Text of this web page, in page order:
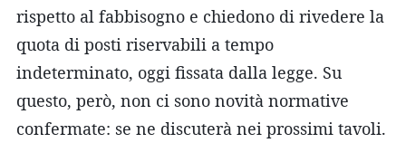
rispetto al fabbisogno e chiedono di rivedere la
quota di posti riservabili a tempo
indeterminato, oggi fissata dalla legge. Su
questo, però, non ci sono novità normative
confermate: se ne discuterà nei prossimi tavoli.